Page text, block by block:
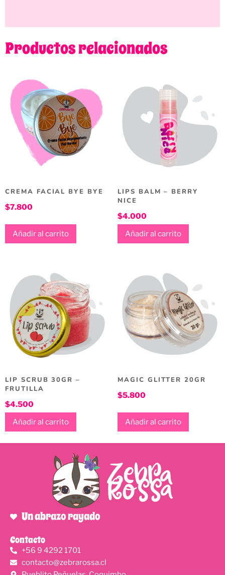
Productos relacionados
CREMA FACIAL BYE BYE
$7.800
Añadir al carrito
LIPS BALM – BERRY
NICE
$4.000
Añadir al carrito
LIP SCRUB 30GR –
FRUTILLA
$4.500
Añadir al carrito
MAGIC GLITTER 20GR
$5.800
Añadir al carrito
Un abrazo rayado
Contacto
+56 9 4292 1701
contacto@zebrarossa.cl